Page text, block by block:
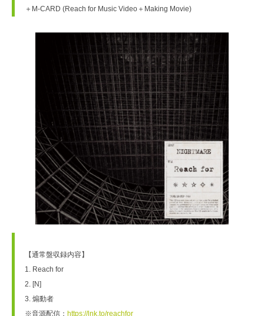
＋M-CARD (Reach for Music Video＋Making Movie)
【通常盤収録内容】
1. Reach for
2. [N]
3. 煽動者
※音源配信： https://lnk.to/reachfor